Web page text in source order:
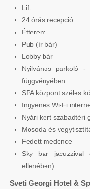
Lift
24 órás recepció
Étterem
Pub (ír bár)
Lobby bár
Nyilvános parkoló -
függvényében
SPA központ széles
Ingyenes Wi-Fi
Nyári kert szabadtéri
Mosoda és
Fedett medence
Sky bar jacuzzival
ellenében)
Sveti Georgi Hotel &